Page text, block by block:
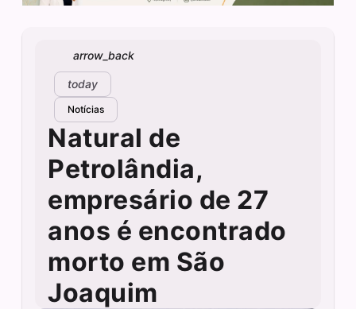
arrow_back
today
Notícias
Natural de
Petrolândia,
empresário de 27
anos é encontrado
morto em São
Joaquim